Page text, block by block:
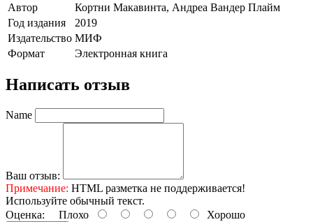
Автор
Кортни Макавинта, Андреа Вандер Плайм
Год издания
2019
Издательство МИФ
Формат
Электронная книга
Написать отзыв
Name
Ваш отзыв:
Примечание: HTML разметка не поддерживается!
Используйте обычный текст.
Оценка: Плохо Хорошо